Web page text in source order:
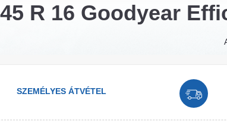
R 16 Goodyear
SZEMÉLYES ÁTVÉTEL